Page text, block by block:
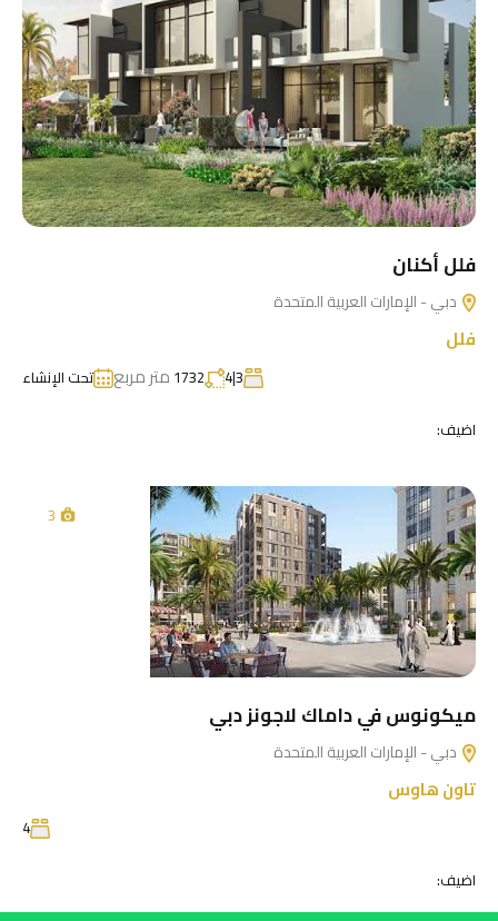
فلل أكنان
دبي - الإمارات العربية المتحدة
فلل
3|4
1732 متر مربع
تحت الإنشاء
اضيف:
3
ميكونوس في داماك لاجونز دبي
دبي - الإمارات العربية المتحدة
تاون هاوس
4
اضيف: